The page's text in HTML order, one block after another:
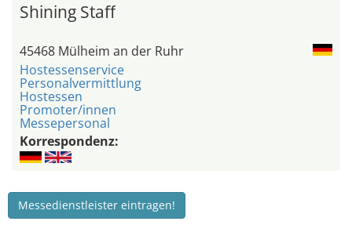
Shining Staff
45468 Mülheim an der Ruhr
Hostessenservice
Personalvermittlung
Hostessen
Promoter/innen
Messepersonal
Korrespondenz:
Messedienstleister eintragen!